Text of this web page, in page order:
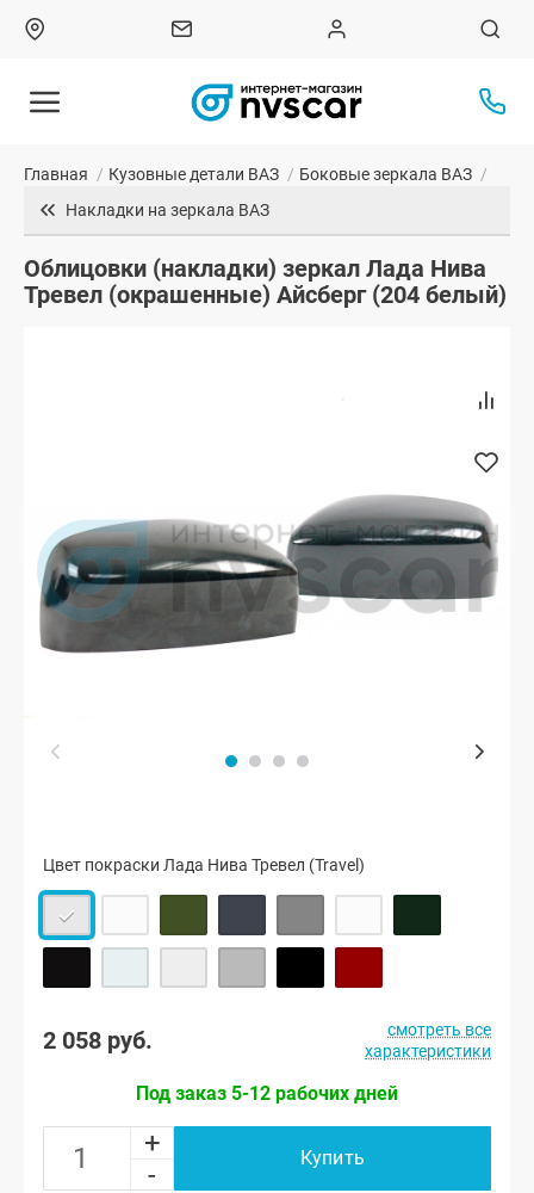
Главная / Кузовные детали ВАЗ / Боковые зеркала ВАЗ /
Накладки на зеркала ВАЗ
Облицовки (накладки) зеркал Лада Нива
Тревел (окрашенные) Айсберг (204 белый)
Цвет покраски Лада Нива Тревел (Travel)
2 058 руб.
смотреть все
характеристики
Под заказ 5-12 рабочих дней
+
-
Купить